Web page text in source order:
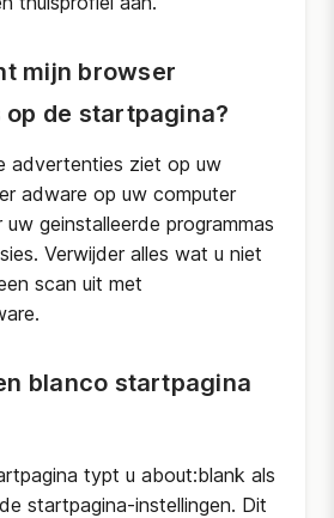
mijn browser
de startpagina?
advertenties ziet op uw
adware op uw computer
geinstalleerde programmas
Verwijder alles wat u niet
scan uit met
blanco startpagina
typt u about:blank als
startpagina-instellingen. Dit